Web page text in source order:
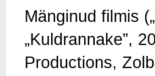
Mänginud filmis
„Kuldrannake”,
Productions,